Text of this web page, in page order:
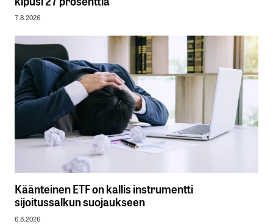
7.8.2026
Käänteinen ETF on kallis instrumentti
sijoitussalkun suojaukseen
6.8.2026